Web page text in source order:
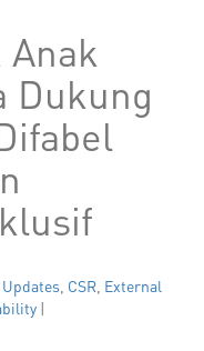
Anak
Dukung
CSR External
|